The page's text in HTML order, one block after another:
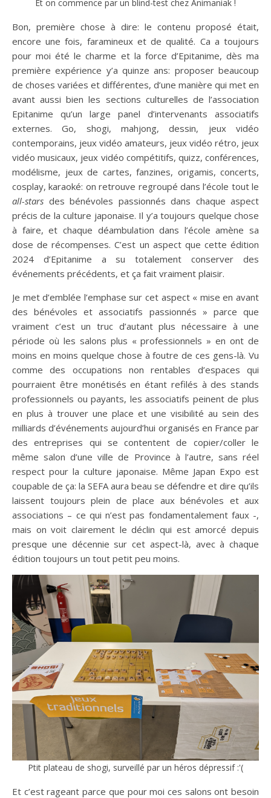
Et on commence par un blind-test chez Animaniak !
Bon, première chose à dire: le contenu proposé était,
encore une fois, faramineux et de qualité. Ca a toujours
pour moi été le charme et la force d’Epitanime, dès ma
première expérience y’a quinze ans: proposer beaucoup
de choses variées et différentes, d’une manière qui met en
avant aussi bien les sections culturelles de l’association
Epitanime qu’un large panel d’intervenants associatifs
externes. Go, shogi, mahjong, dessin, jeux vidéo
contemporains, jeux vidéo amateurs, jeux vidéo rétro, jeux
vidéo musicaux, jeux vidéo compétitifs, quizz, conférences,
modélisme, jeux de cartes, fanzines, origamis, concerts,
cosplay, karaoké: on retrouve regroupé dans l’école tout le
all-stars des bénévoles passionnés dans chaque aspect
précis de la culture japonaise. Il y’a toujours quelque chose
à faire, et chaque déambulation dans l’école amène sa
dose de récompenses. C’est un aspect que cette édition
2024 d’Epitanime a su totalement conserver des
événements précédents, et ça fait vraiment plaisir.
Je met d’emblée l’emphase sur cet aspect « mise en avant
des bénévoles et associatifs passionnés » parce que
vraiment c’est un truc d’autant plus nécessaire à une
période où les salons plus « professionnels » en ont de
moins en moins quelque chose à foutre de ces gens-là. Vu
comme des occupations non rentables d’espaces qui
pourraient être monétisés en étant refilés à des stands
professionnels ou payants, les associatifs peinent de plus
en plus à trouver une place et une visibilité au sein des
milliards d’événements aujourd’hui organisés en France par
des entreprises qui se contentent de copier/coller le
même salon d’une ville de Province à l’autre, sans réel
respect pour la culture japonaise. Même Japan Expo est
coupable de ça: la SEFA aura beau se défendre et dire qu’ils
laissent toujours plein de place aux bénévoles et aux
associations – ce qui n’est pas fondamentalement faux -,
mais on voit clairement le déclin qui est amorcé depuis
presque une décennie sur cet aspect-là, avec à chaque
édition toujours un tout petit peu moins.
Ptit plateau de shogi, surveillé par un héros dépressif :'(
Et c’est rageant parce que pour moi ces salons ont besoin